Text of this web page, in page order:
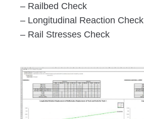
– Railbed Check
– Longitudinal Reaction Check
– Rail Stresses Check